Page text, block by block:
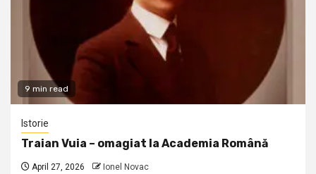
9 min read
Istorie
Traian Vuia – omagiat la Academia Română
April 27, 2026 Ionel Novac